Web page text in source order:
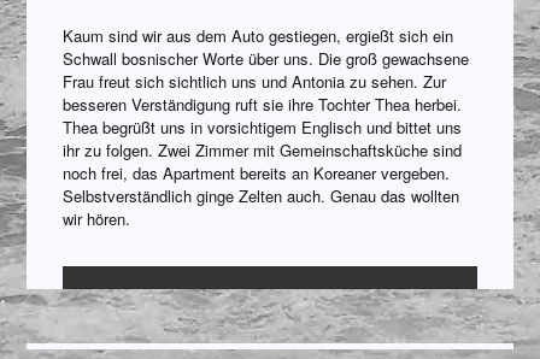
Kaum sind wir aus dem Auto gestiegen, ergießt sich ein
Schwall bosnischer Worte über uns. Die groß gewachsene
Frau freut sich sichtlich uns und Antonia zu sehen. Zur
besseren Verständigung ruft sie ihre Tochter Thea herbei.
Thea begrüßt uns in vorsichtigem Englisch und bittet uns
ihr zu folgen. Zwei Zimmer mit Gemeinschaftsküche sind
noch frei, das Apartment bereits an Koreaner vergeben.
Selbstverständlich ginge Zelten auch. Genau das wollten
wir hören.
Continue reading →